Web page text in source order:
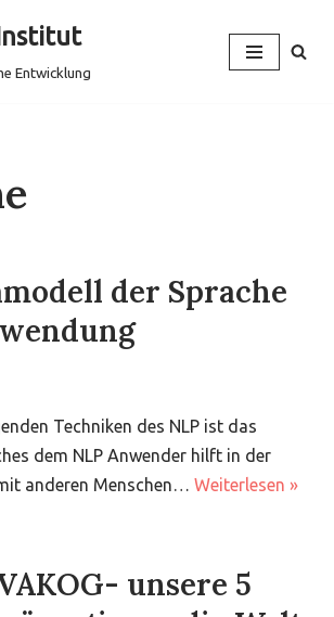
Entwicklung
der Sprache
Techniken des NLP ist das
dem NLP Anwender hilft in der
anderen Menschen… Weiterlesen »
unsere 5